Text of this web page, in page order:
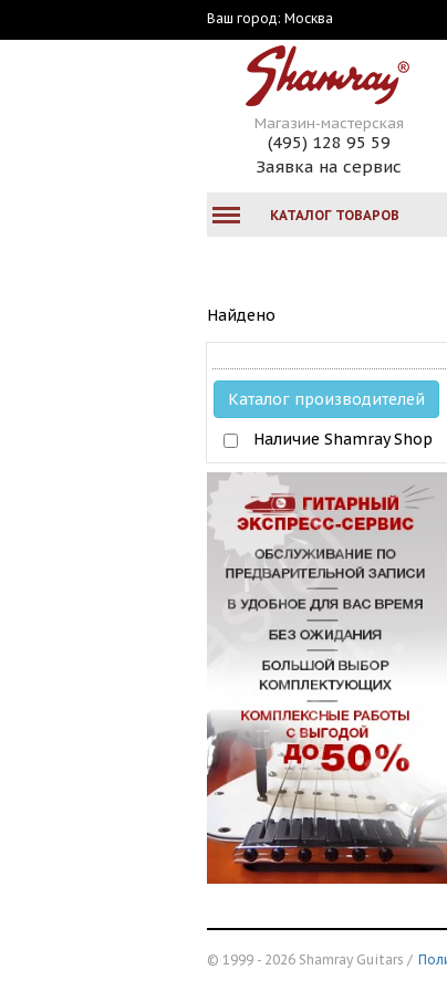
Ваш город: Москва
Магазин-мастерская
(495) 128 95 59
Заявка на сервис
КАТАЛОГ ТОВАРОВ
Найдено
Каталог производителей
Наличие Shamray Shop
© 1999 - 2026 Shamray Guitars /